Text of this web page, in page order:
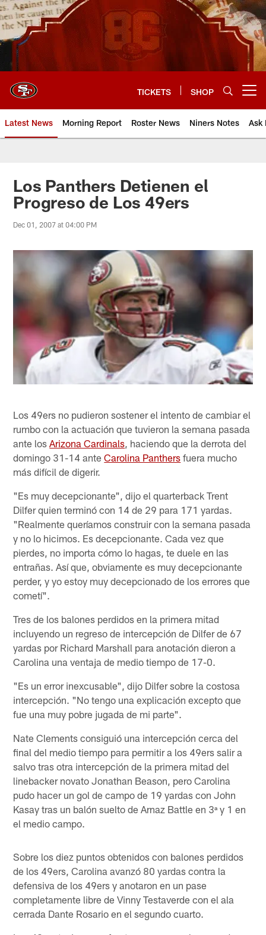
Skip
to
main
content
TICKETS SHOP
Latest News Morning Report Roster News Niners Notes Ask
Los Panthers Detienen el
Progreso de Los 49ers
Dec 01, 2007 at 04:00 PM
Los 49ers no pudieron sostener el intento de cambiar el
rumbo con la actuación que tuvieron la semana pasada
ante losArizona Cardinals , haciendo que la derrota del
domingo 31-14 anteCarolina Panthers fuera mucho
más difícil de digerir.
"Es muy decepcionante", dijo el quarterback Trent
Dilfer quien terminó con 14 de 29 para 171 yardas.
"Realmente queríamos construir con la semana pasada
y no lo hicimos. Es decepcionante. Cada vez que
pierdes, no importa cómo lo hagas, te duele en las
entrañas. Así que, obviamente es muy decepcionante
perder, y yo estoy muy decepcionado de los errores que
cometí".
Tres de los balones perdidos en la primera mitad
incluyendo un regreso de intercepción de Dilfer de 67
yardas por Richard Marshall para anotación dieron a
Carolina una ventaja de medio tiempo de 17-0.
"Es un error inexcusable", dijo Dilfer sobre la costosa
intercepción. "No tengo una explicación excepto que
fue una muy pobre jugada de mi parte".
Nate Clements consiguió una intercepción cerca del
final del medio tiempo para permitir a los 49ers salir a
salvo tras otra intercepción de la primera mitad del
linebacker novato Jonathan Beason, pero Carolina
pudo hacer un gol de campo de 19 yardas con John
Kasay tras un balón suelto de Arnaz Battle en 3ª y 1 en
el medio campo.
Sobre los diez puntos obtenidos con balones perdidos
de los 49ers, Carolina avanzó 80 yardas contra la
defensiva de los 49ers y anotaron en un pase
completamente libre de Vinny Testaverde con el ala
cerrada Dante Rosario en el segundo cuarto.